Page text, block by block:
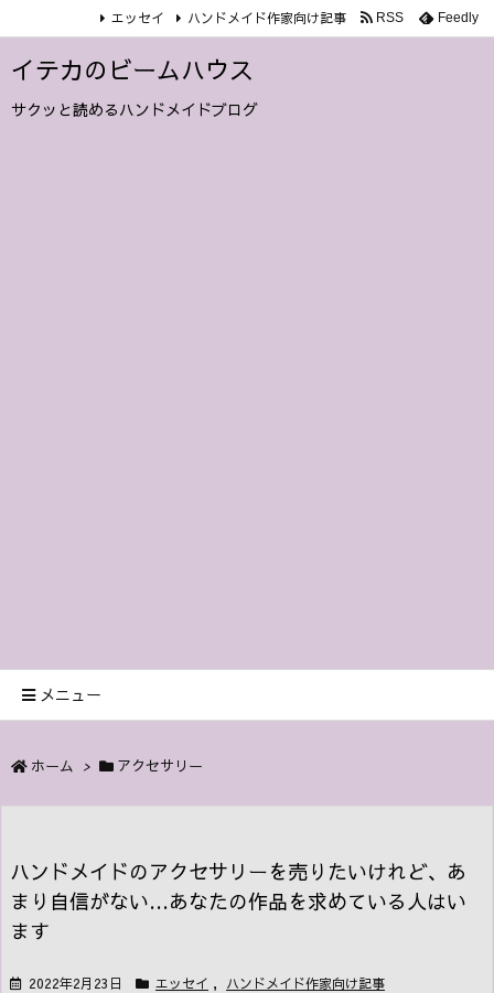
イテカのビームハウス
サクッと読めるハンドメイドブログ
メニュー
エッセイ ハンドメイド作家向け記事 RSS Feedly
ホーム > アクセサリー
ハンドメイドのアクセサリーを売りたいけれど、あ
まり自信がない…あなたの作品を求めている人はい
ます
2022年2月23日 エッセイ , ハンドメイド作家向け記事